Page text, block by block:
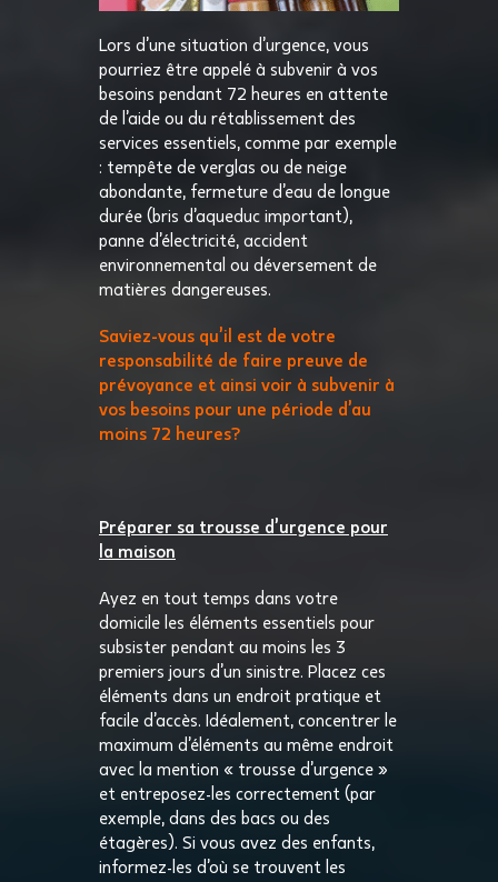
Lors d’une situation d’urgence, vous
pourriez être appelé à subvenir à vos
besoins pendant 72 heures en attente
de l’aide ou du rétablissement des
services essentiels, comme par exemple
: tempête de verglas ou de neige
abondante, fermeture d’eau de longue
durée (bris d’aqueduc important),
panne d’électricité, accident
environnemental ou déversement de
matières dangereuses.
Saviez-vous qu’il est de votre
responsabilité de faire preuve de
prévoyance et ainsi voir à subvenir à
vos besoins pour une période d’au
moins 72 heures?
Préparer sa trousse d’urgence pour
la maison
Ayez en tout temps dans votre
domicile les éléments essentiels pour
subsister pendant au moins les 3
premiers jours d’un sinistre. Placez ces
éléments dans un endroit pratique et
facile d’accès. Idéalement, concentrer le
maximum d’éléments au même endroit
avec la mention « trousse d’urgence »
et entreposez-les correctement (par
exemple, dans des bacs ou des
étagères). Si vous avez des enfants,
informez-les d’où se trouvent les